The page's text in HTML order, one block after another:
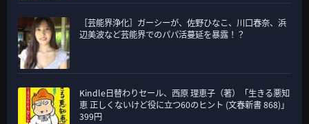
［芸能界浄化］ガーシーが、佐野ひなこ、川口春奈、浜
辺美波など芸能界でのパパ活蔓延を暴露！？
Kindle日替わりセール、西原 理恵子（著）「生きる悪知
恵 正しくないけど役に立つ60のヒント (文春新書 868)」
399円